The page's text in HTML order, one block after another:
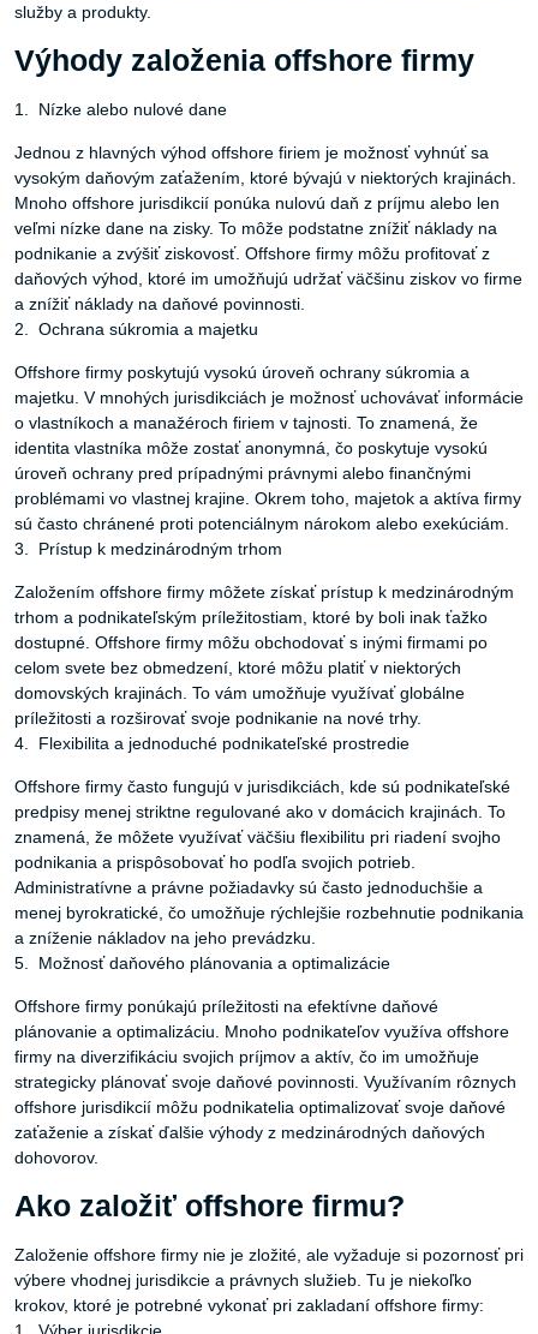
služby a produkty.
Výhody založenia offshore firmy
1. Nízke alebo nulové dane
Jednou z hlavných výhod offshore firiem je možnosť vyhnúť sa
vysokým daňovým zaťažením, ktoré bývajú v niektorých krajinách.
Mnoho offshore jurisdikcií ponúka nulovú daň z príjmu alebo len
veľmi nízke dane na zisky. To môže podstatne znížiť náklady na
podnikanie a zvýšiť ziskovosť. Offshore firmy môžu profitovať z
daňových výhod, ktoré im umožňujú udržať väčšinu ziskov vo firme
a znížiť náklady na daňové povinnosti.
2. Ochrana súkromia a majetku
Offshore firmy poskytujú vysokú úroveň ochrany súkromia a
majetku. V mnohých jurisdikciách je možnosť uchovávať informácie
o vlastníkoch a manažéroch firiem v tajnosti. To znamená, že
identita vlastníka môže zostať anonymná, čo poskytuje vysokú
úroveň ochrany pred prípadnými právnymi alebo finančnými
problémami vo vlastnej krajine. Okrem toho, majetok a aktíva firmy
sú často chránené proti potenciálnym nárokom alebo exekúciám.
3. Prístup k medzinárodným trhom
Založením offshore firmy môžete získať prístup k medzinárodným
trhom a podnikateľským príležitostiam, ktoré by boli inak ťažko
dostupné. Offshore firmy môžu obchodovať s inými firmami po
celom svete bez obmedzení, ktoré môžu platiť v niektorých
domovských krajinách. To vám umožňuje využívať globálne
príležitosti a rozširovať svoje podnikanie na nové trhy.
4. Flexibilita a jednoduché podnikateľské prostredie
Offshore firmy často fungujú v jurisdikciách, kde sú podnikateľské
predpisy menej striktne regulované ako v domácich krajinách. To
znamená, že môžete využívať väčšiu flexibilitu pri riadení svojho
podnikania a prispôsobovať ho podľa svojich potrieb.
Administratívne a právne požiadavky sú často jednoduchšie a
menej byrokratické, čo umožňuje rýchlejšie rozbehnutie podnikania
a zníženie nákladov na jeho prevádzku.
5. Možnosť daňového plánovania a optimalizácie
Offshore firmy ponúkajú príležitosti na efektívne daňové
plánovanie a optimalizáciu. Mnoho podnikateľov využíva offshore
firmy na diverzifikáciu svojich príjmov a aktív, čo im umožňuje
strategicky plánovať svoje daňové povinnosti. Využívaním rôznych
offshore jurisdikcií môžu podnikatelia optimalizovať svoje daňové
zaťaženie a získať ďalšie výhody z medzinárodných daňových
dohovorov.
Ako založiť offshore firmu?
Založenie offshore firmy nie je zložité, ale vyžaduje si pozornosť pri
výbere vhodnej jurisdikcie a právnych služieb. Tu je niekoľko
krokov, ktoré je potrebné vykonať pri zakladaní offshore firmy:
1. Výber jurisdikcie